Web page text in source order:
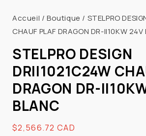
une
fenêtre
modale
Accueil /Boutique / STELPRO
CHAUF PLAF DRAGON DR-II10KW 24V
STELPRO DESIGN
DRII1021C24W
DRAGON DR-
BLANC
Prix
$2,566.72 CAD